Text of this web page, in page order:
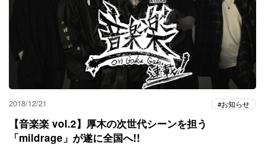
2018/12/21 お知らせ
【音楽楽 vol.2】厚木の次世代シーンを担う
「mildrage」が遂に全国へ!!